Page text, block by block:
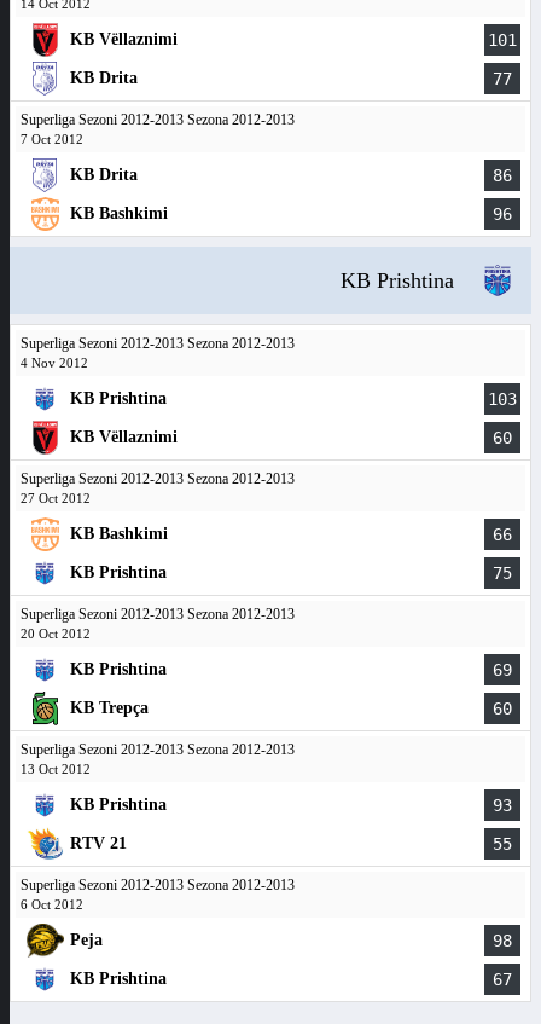
14 Oct 2012
KB Vëllaznimi 101
KB Drita 77
Superliga Sezoni 2012-2013 Sezona 2012-2013
7 Oct 2012
KB Drita 86
KB Bashkimi 96
KB Prishtina
Superliga Sezoni 2012-2013 Sezona 2012-2013
4 Nov 2012
KB Prishtina 103
KB Vëllaznimi 60
Superliga Sezoni 2012-2013 Sezona 2012-2013
27 Oct 2012
KB Bashkimi 66
KB Prishtina 75
Superliga Sezoni 2012-2013 Sezona 2012-2013
20 Oct 2012
KB Prishtina 69
KB Trepça 60
Superliga Sezoni 2012-2013 Sezona 2012-2013
13 Oct 2012
KB Prishtina 93
RTV 21 55
Superliga Sezoni 2012-2013 Sezona 2012-2013
6 Oct 2012
Peja 98
KB Prishtina 67